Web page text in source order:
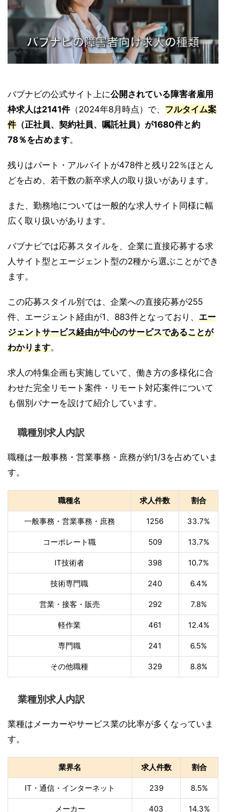
バブナビの公式サイト上に公開されている障害者雇用
枠求人は2141件（2024年8月時点）で、 フルタイム案
件（正社員、契約社員、嘱託社員）が1680件と約
78％を占めます。
残りはパート・アルバイトが478件と残り22％ほとん
どを占め、若干数の新卒求人の取り扱いがあります。
また、勤務地については一般的な求人サイト同様に幅
広く取り扱いがあります。
バブナビでは応募スタイルを、企業に直接応募する求
人サイト型とエージェント型の2種から選ぶことができ
ます。
この応募スタイル別では、企業への直接応募が255
件、エージェント経由が1、883件となっており、 エー
ジェントサービス経由が中心のサービスであることが
わかります。
求人の特集企画も実施していて、働き方の多様化に合
わせた完全リモート案件・リモート対応案件について
も個別バナーを設けて紹介しています。
職種別求人内訳
職種は一般事務・営業事務・庶務が約1/3を占めていま
す。
職種名 求人件数 割合
一般事務・営業事務・庶務 1256 33.7%
コーポレート職 509 13.7%
IT技術者 398 10.7%
技術専門職 240 6.4%
営業・接客・販売 292 7.8%
軽作業 461 12.4%
専門職 241 6.5%
その他職種 329 8.8%
業種別求人内訳
業種はメーカーやサービス業の比率が多くなっていま
す。
業界名 求人件数 割合
IT・通信・インターネット 239 8.5%
メーカー 403 14.3%